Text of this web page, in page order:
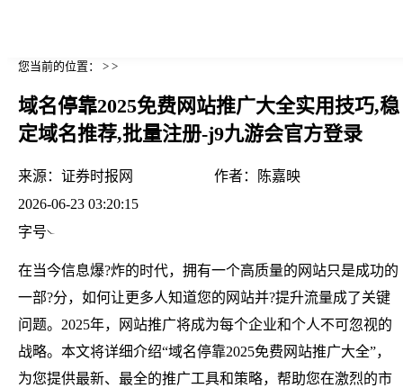
您当前的位置： > >
域名停靠2025免费网站推广大全实用技巧,稳
定域名推荐,批量注册-j9九游会官方登录
来源： 证券时报网 作者：
陈嘉映
2026-06-23 03:20:15
字号
在当今信息爆?炸的时代，拥有一个高质量的网站只是成功的
一部?分，如何让更多人知道您的网站并?提升流量成了关键
问题。2025年，网站推广将成为每个企业和个人不可忽视的
战略。本文将详细介绍“域名停靠2025免费网站推广大全”，
为您提供最新、最全的推广工具和策略，帮助您在激烈的市